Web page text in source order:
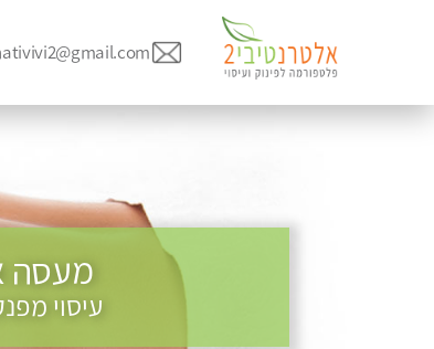
מעסה
עיסוי